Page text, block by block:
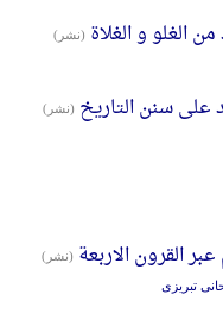
الغلو و الغلاة (نشر)
علی سنن التاریخ (نشر)
القرون الاربعة (نشر)
تبریزی